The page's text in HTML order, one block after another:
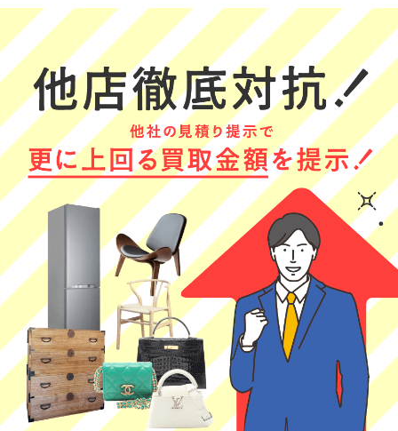
さを感じまし
た。初めて利用
する方にも自信
をもってオスス
メできる業者で
す。
RIE
★★★★★
とても便利で助
かりました
(Googleのクチコミか
ら引用)
2026年05月29日
1
みやみぃ
★★★★★
はじめての買取
に来ていただき
ました。どんな
感じか分からず
不安だったので
すが、とても親
切丁寧で、次回
も是非利用させ
ていただきたく
思います。
(Googleのクチコミか
ら引用)
2026年05月28日
12:59
1
アミーアミー
★★★★★
一人暮らしの息
子が実家に戻っ
てくる時の家電
の買取でお願い
しました。作
業、説明がとて
も丁寧で人柄も
気さくな方でと
ても安心感があ
りました。他に
も色々な情報を
(Googleのクチコミか
ら引用)
2026年05月23日
20:06